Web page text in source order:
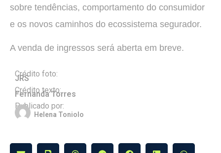
sobre tendências, comportamento do consumidor
e os novos caminhos do ecossistema segurador.
A venda de ingressos será aberta em breve.
Crédito foto:
JRS
Crédito texto:
Fernanda Torres
Publicado por:
Helena Toniolo